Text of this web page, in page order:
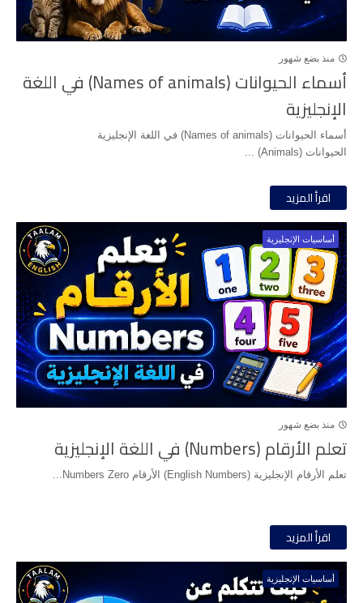
منذ بضع شهور
أسماء الحيوانات (Names of animals) في اللغة
الإنجليزية
أسماء الحيوانات (Names of animals) في اللغة الإنجليزية
الحيوانات (Animals) ...
اقرأ المزيد
أساسيات الإنجليزية
منذ بضع شهور
تعلم الأرقام (Numbers) في اللغة الإنجليزية
تعلم الأرقام الإنجليزية (English Numbers) الأرقام Numbers Zero...
اقرأ المزيد
أساسيات الإنجليزية